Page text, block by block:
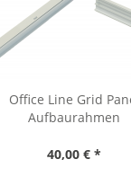
Office Line Grid
Aufbaurahmen
40,00 € *